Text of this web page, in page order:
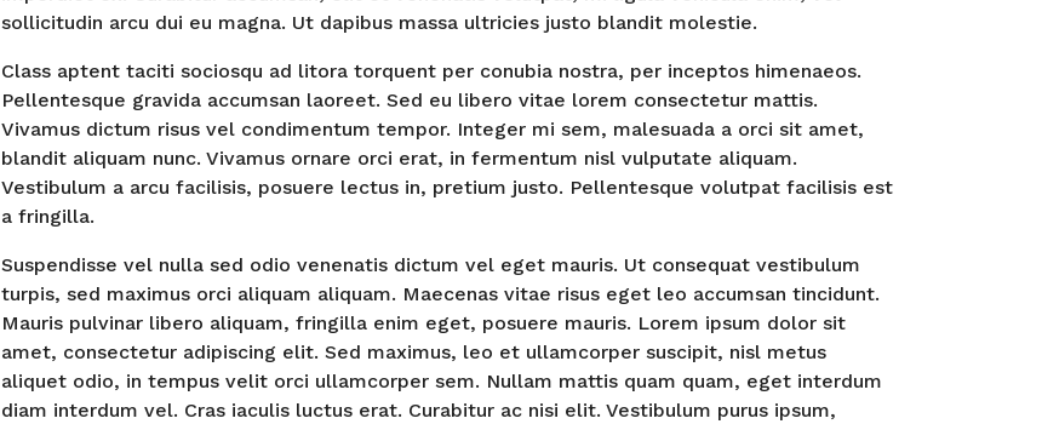
sollicitudin arcu dui eu magna. Ut dapibus massa ultricies justo blandit molestie.
Class aptent taciti sociosqu ad litora torquent per conubia nostra, per inceptos himenaeos.
Pellentesque gravida accumsan laoreet. Sed eu libero vitae lorem consectetur mattis.
Vivamus dictum risus vel condimentum tempor. Integer mi sem, malesuada a orci sit amet,
blandit aliquam nunc. Vivamus ornare orci erat, in fermentum nisl vulputate aliquam.
Vestibulum a arcu facilisis, posuere lectus in, pretium justo. Pellentesque volutpat facilisis est
a fringilla.
Suspendisse vel nulla sed odio venenatis dictum vel eget mauris. Ut consequat vestibulum
turpis, sed maximus orci aliquam aliquam. Maecenas vitae risus eget leo accumsan tincidunt.
Mauris pulvinar libero aliquam, fringilla enim eget, posuere mauris. Lorem ipsum dolor sit
amet, consectetur adipiscing elit. Sed maximus, leo et ullamcorper suscipit, nisl metus
aliquet odio, in tempus velit orci ullamcorper sem. Nullam mattis quam quam, eget interdum
diam interdum vel. Cras iaculis luctus erat. Curabitur ac nisi elit. Vestibulum purus ipsum,